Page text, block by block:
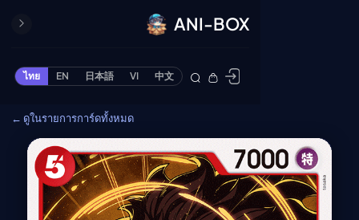
ANI-BOX
ไทย EN 日本語 VI 中文
ปิด
ONE PIECE
Collection
Deck Builder
My-Collection
Deck Library
← ดูในรายการการ์ดทั้งหมด